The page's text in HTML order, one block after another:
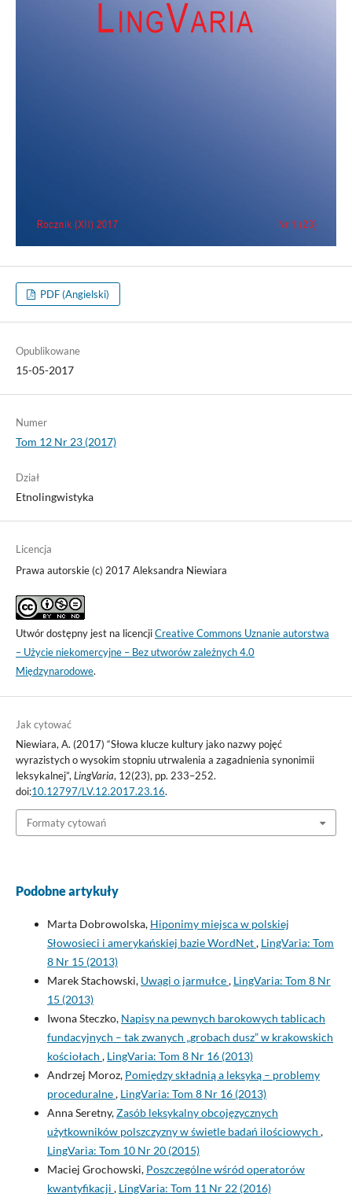
PDF (Angielski)
Opublikowane
15-05-2017
Numer
Tom 12 Nr 23 (2017)
Dział
Etnolingwistyka
Licencja
Prawa autorskie (c) 2017 Aleksandra Niewiara
Utwór dostępny jest na licencjiCreative Commons Uznanie autorstwa
– Użycie niekomercyjne – Bez utworów zależnych 4.0
Międzynarodowe.
Jak cytować
Niewiara, A. (2017) “Słowa klucze kultury jako nazwy pojęć
wyrazistych o wysokim stopniu utrwalenia a zagadnienia synonimii
leksykalnej”, LingVaria, 12(23), pp. 233–252.
doi:10.12797/LV.12.2017.23.16.
Formaty cytowań
Podobne artykuły
Marta Dobrowolska, Hiponimy miejsca w polskiej
Słowosieci i amerykańskiej bazie WordNet, LingVaria: Tom
8 Nr 15 (2013)
Marek Stachowski, Uwagi o jarmułce, LingVaria: Tom 8 Nr
15 (2013)
Iwona Steczko, Napisy na pewnych barokowych tablicach
fundacyjnych – tak zwanych „grobach dusz” w krakowskich
kościołach , LingVaria: Tom 8 Nr 16 (2013)
Andrzej Moroz, Pomiędzy składnią a leksyką – problemy
proceduralne, LingVaria: Tom 8 Nr 16 (2013)
Anna Seretny,Zasób leksykalny obcojęzycznych
użytkowników polszczyzny w świetle badań ilościowych ,
LingVaria: Tom 10 Nr 20 (2015)
Maciej Grochowski, Poszczególne wśród operatorów
kwantyfikacji , LingVaria: Tom 11 Nr 22 (2016)